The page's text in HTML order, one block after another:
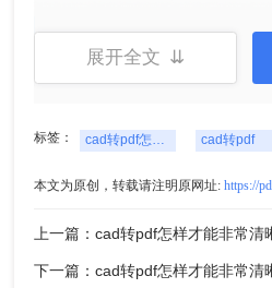
方法二：使用CAD软件的
许多CAD软件都提供了导出
将CAD文件转换为PDF的步骤
2、在菜单栏中选择“文件”选
3、在导出对话框中，选择
后选择一个保存位置。
展开全文 ⇊
标签： cad转pdf怎么弄 cad转pdf
本文为原创，转载请注明原网址: https://
下一篇：cad转pdf怎样才能非常清